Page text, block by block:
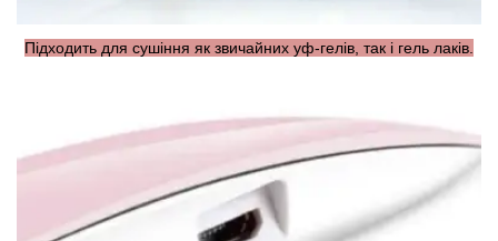
Підходить для сушіння як звичайних уф-гелів, так і гель лаків.